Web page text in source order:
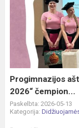
aštuntokės
„Kulinarinės
lygos
2026“
čempion...
Progimnazijos
2026“ čempion...
Paskelbta: 2026-05-13
Kategorija: